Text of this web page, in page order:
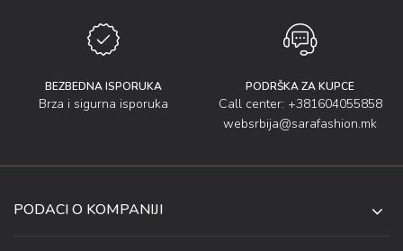
BEZBEDNA ISPORUKA
Brza i sigurna isporuka
PODRŠKA ZA KUPCE
Call center: +381604055858
websrbija@sarafashion.mk
PODACI O KOMPANIJI